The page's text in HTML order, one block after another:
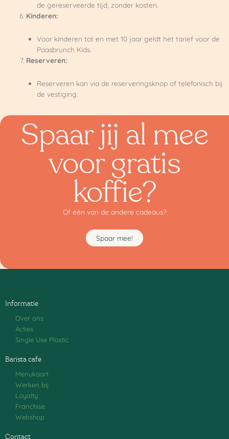
de gereserveerde tijd, zonder kosten.
Kinderen:
Voor kinderen tot en met 10 jaar geldt het tarief voor de
Paasbrunch Kids.
Reserveren:
Reserveren kan via de reserveringsknop of telefonisch bij
de vestiging.
Spaar jij al mee
voor gratis
koffie?
Of één van de andere cadeaus?
Spaar mee!
Informatie
Over ons
Acties
Single Use Plastic
Barista cafe
Menukaart
Werken bij
Loyalty
Franchise
Webshop
Contact